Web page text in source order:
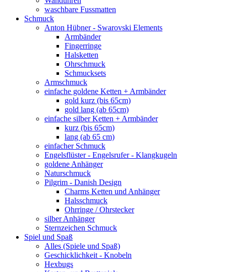
waschbare Fussmatten
Schmuck
Anton Hübner - Swarovski Elements
Armbänder
Fingerringe
Halsketten
Ohrschmuck
Schmucksets
Armschmuck
einfache goldene Ketten + Armbänder
gold kurz (bis 65cm)
gold lang (ab 65cm)
einfache silber Ketten + Armbänder
kurz (bis 65cm)
lang (ab 65 cm)
einfacher Schmuck
Engelsflüster - Engelsrufer - Klangkugeln
goldene Anhänger
Naturschmuck
Pilgrim - Danish Design
Charms Ketten und Anhänger
Halsschmuck
Ohrringe / Ohrstecker
silber Anhänger
Sternzeichen Schmuck
Spiel und Spaß
Alles (Spiele und Spaß)
Geschicklichkeit - Knobeln
Hexbugs